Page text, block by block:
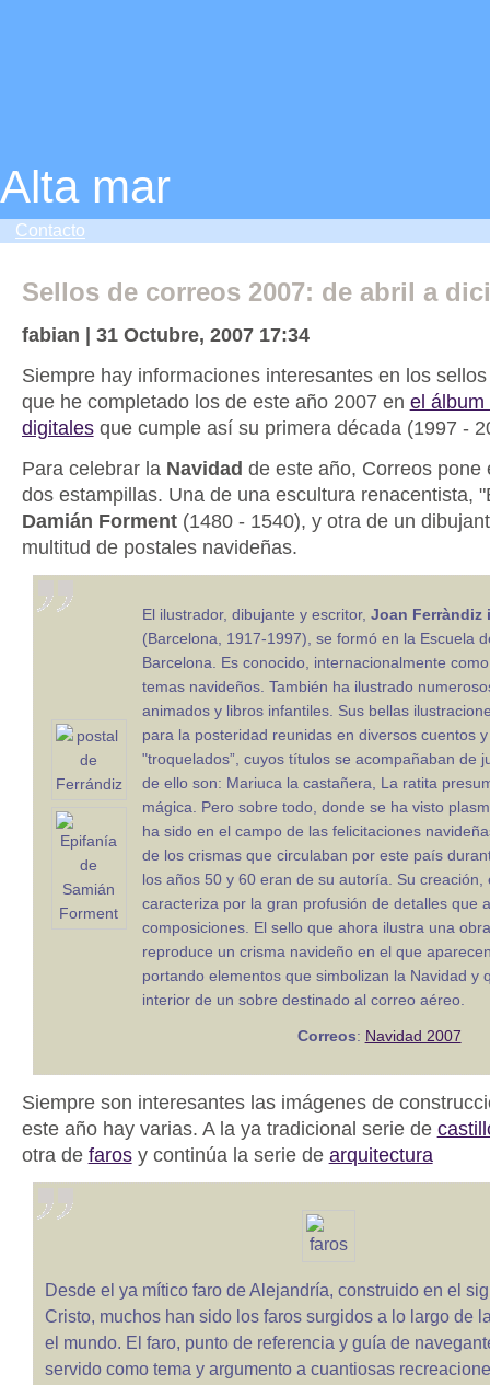
Alta mar
Contacto
Sellos de correos 2007: de abril a
fabian | 31 Octubre, 2007 17:34
Siempre hay informaciones interesantes en los
que he completado los de este año 2007 en el álbum
digitalesque cumple así su primera década (1997 -
Para celebrar la Navidad de este año, Correos pone
dos estampillas. Una de una escultura renacentista,
Damián Forment(1480 - 1540), y otra de un
multitud de postales navideñas.
El ilustrador, dibujante y escritor, Joan Ferràndiz
(Barcelona, 1917-1997), se formó en la Escuela
Barcelona. Es conocido, internacionalmente
temas navideños. También ha ilustrado
animados y libros infantiles. Sus bellas
para la posteridad reunidas en diversos cuentos
"troquelados”, cuyos títulos se acompañaban de
de ello son: Mariuca la castañera, La ratita
mágica. Pero sobre todo, donde se ha visto
ha sido en el campo de las felicitaciones
de los crismas que circulaban por este país
los años 50 y 60 eran de su autoría. Su creación,
caracteriza por la gran profusión de detalles que
composiciones. El sello que ahora ilustra una
reproduce un crisma navideño en el que
portando elementos que simbolizan la Navidad y
interior de un sobre destinado al correo aéreo.
Correos: Navidad 2007
Siempre son interesantes las imágenes de
este año hay varias. A la ya tradicional serie de
otra de farosy continúa la serie de arquitectura
Desde el ya mítico faro de Alejandría, construido en el
Cristo, muchos han sido los faros surgidos a lo largo de
el mundo. El faro, punto de referencia y guía de
servido como tema y argumento a cuantiosas